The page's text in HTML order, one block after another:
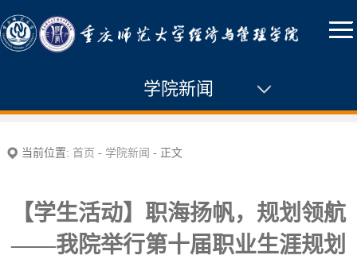
学院新闻
当前位置: 首页 - 学院新闻 - 正文
【学生活动】职海扬帆，规划领航
——我院举行第十届职业生涯规划